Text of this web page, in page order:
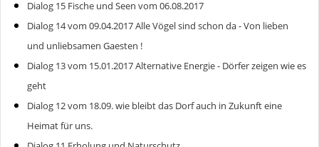
Dialog 15 Fische und Seen vom 06.08.2017
Dialog 14 vom 09.04.2017 Alle Vögel sind schon da - Von lieben
und unliebsamen Gaesten !
Dialog 13 vom 15.01.2017 Alternative Energie - Dörfer zeigen wie es
geht
Dialog 12 vom 18.09. wie bleibt das Dorf auch in Zukunft eine
Heimat für uns.